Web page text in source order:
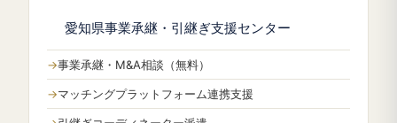
愛知県事業承継・引継ぎ支援センター
事業承継・M&A相談（無料）
マッチングプラットフォーム連携支援